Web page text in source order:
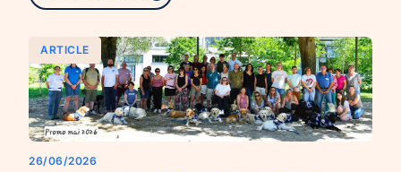
ARTICLE
26/06/2026